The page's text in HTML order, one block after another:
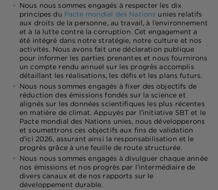
Nous nous sommes engagés à respecter les dix
principes du Pacte mondial des Nations unies relatifs
aux droits de la personne, au travail, à l’environnement
et à la lutte contre la corruption. Cet engagement a
été intégré dans notre stratégie, notre culture et nos
activités. Nous avons fait une déclaration publique
pour informer les parties prenantes et nous fournirons
un compte rendu annuel sur les progrès accomplis
détaillant les réalisations, les défis et les plans futurs.
Nous nous sommes engagés à fixer des objectifs de
réduction des émissions fondés sur la science et
alignés sur les données scientifiques les plus récentes
en matière de climat. Appuyés par l’initiative SBT et le
Pacte mondial des Nations unies, nous développerons
et soumettrons ces objectifs aux fins de validation
d’ici 2026, assurant ainsi la responsabilisation et le
progrès grâce à une feuille de route structurée.
Nous nous sommes engagés à divulguer chaque année
nos émissions et nos progrès par l’intermédiaire de
divers canaux et de nos rapports sur le
développement durable.